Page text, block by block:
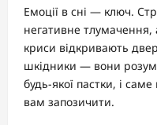
Емоції в сні — ключ.
негативне тлумачення,
криси відкривають
шкідники — вони
будь-якої пастки, і
вам запозичити.